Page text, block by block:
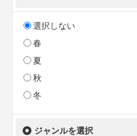
選択しない
春
夏
秋
冬
ジャンルを選択